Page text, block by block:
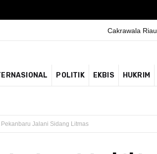
POLITIK EKBIS HUKRIM
Jalani Sidang Litmas